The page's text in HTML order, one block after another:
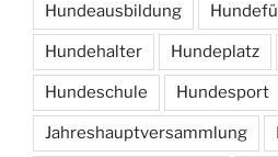
Hundeausbildung
Hundehalter Hundeplatz
Hundeschule Hundesport
Jahreshauptversammlung